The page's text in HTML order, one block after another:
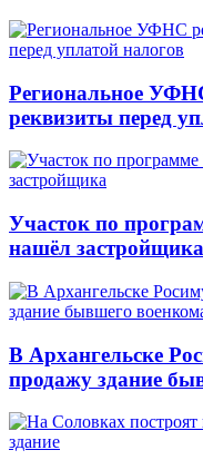
Региональное
реквизиты перед
Участок по
нашёл застройщика
В Архангельске
продажу здание